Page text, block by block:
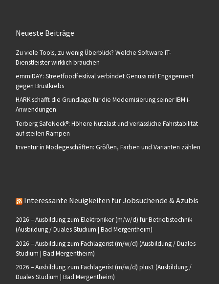
Neueste Beiträge
Zu viele Tools, zu wenig Überblick? Welche Software IT-
Dienstleister wirklich brauchen
emmiDAY: Streetfoodfestival verbindet Genuss mit Engagement
gegen Brustkrebs
HARK schafft die Grundlage für die Modernisierung seiner IBM i-
Anwendungen
Terberg SafeNeck®: Höhere Nutzlast und verlässliche Fahrstabilität
auf steilen Rampen
Inventur in Modegeschäften: Größen, Farben und Varianten zählen
Interessante Neuigkeiten für Jobsuchende & Azubis
2026 – Ausbildung zum Elektroniker (m/w/d) für Betriebstechnik
(Ausbildung / Duales Studium | Bad Mergentheim)
2026 – Ausbildung zum Fachlagerist (m/w/d) (Ausbildung / Duales
Studium | Bad Mergentheim)
2026 – Ausbildung zum Fachlagerist (m/w/d) plus1 (Ausbildung /
Duales Studium | Bad Mergentheim)